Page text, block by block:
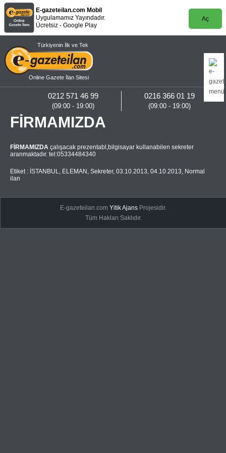
E-gazeteilan.com Mobil
Uygulamamız Yayındadır.
Ücretsiz - Google Play
Aç
Türkiyenin İlk ve Tek
Online Gazete İlan Sitesi
0216 366 01 19
(09:00 - 19:00)
0212 571 46 99
(09:00 - 19:00)
FİRMAMIZDA
FİRMAMIZDA çalışacak prezentabl,bilgisayar kullanabilen sekreter
aranmaktadır. tel:05334484340
Etiket : İSTANBUL, ELEMAN , Sekreter, 03.10.2013, 04.10.2013, Normal
ilan
E-gazeteilan.comYitik Ajans Projesidir.
Tüm Hakları Saklıdır.